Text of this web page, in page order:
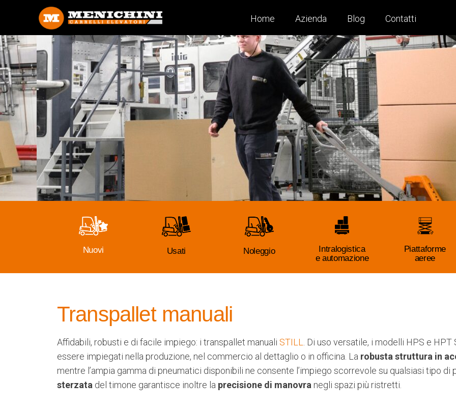
Home Azienda Blog Contatti
Nuovi Usati Noleggio
Intralogistica
e automazione
Piattaforme
aeree
Transpallet manuali
Affidabili, robusti e di facile impiego: i transpallet manuali STILL
. Di uso versatile, i modelli HPS e
essere impiegati nella produzione, nel commercio al dettaglio o in officina. La robusta struttura in
mentre l’ampia gamma di pneumatici disponibili ne consente l’impiego scorrevole su qualsiasi tipo di
sterzata del timone garantisce inoltre la precisione di manovra negli spazi più ristretti.